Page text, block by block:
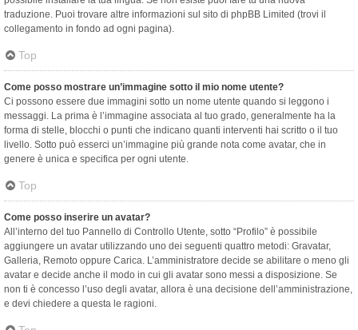
traduzione. Puoi trovare altre informazioni sul sito di phpBB Limited (trovi il
collegamento in fondo ad ogni pagina).
Top
Come posso mostrare un’immagine sotto il mio nome utente?
Ci possono essere due immagini sotto un nome utente quando si leggono i
messaggi. La prima è l’immagine associata al tuo grado, generalmente ha la
forma di stelle, blocchi o punti che indicano quanti interventi hai scritto o il tuo
livello. Sotto può esserci un’immagine più grande nota come avatar, che in
genere è unica e specifica per ogni utente.
Top
Come posso inserire un avatar?
All’interno del tuo Pannello di Controllo Utente, sotto “Profilo” è possibile
aggiungere un avatar utilizzando uno dei seguenti quattro metodi: Gravatar,
Galleria, Remoto oppure Carica. L’amministratore decide se abilitare o meno gli
avatar e decide anche il modo in cui gli avatar sono messi a disposizione. Se
non ti è concesso l’uso degli avatar, allora è una decisione dell’amministrazione,
e devi chiedere a questa le ragioni.